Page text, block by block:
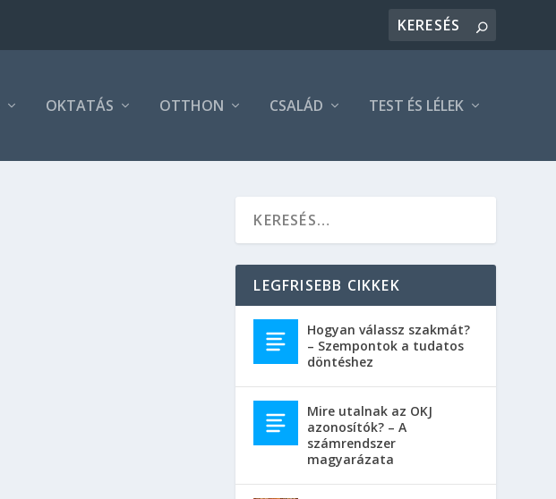
OKTATÁS OTTHON CSALÁD TEST ÉS LÉLEK
LEGFRISEBB CIKKEK
Hogyan válassz szakmát?
– Szempontok a tudatos
döntéshez
Mire utalnak az OKJ
azonosítók? – A
számrendszer
magyarázata